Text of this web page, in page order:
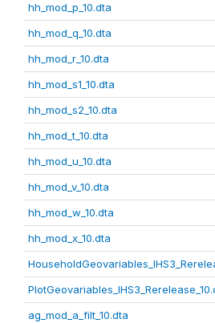
hh_mod_p_10.dta
hh_mod_q_10.dta
hh_mod_r_10.dta
hh_mod_s1_10.dta
hh_mod_s2_10.dta
hh_mod_t_10.dta
hh_mod_u_10.dta
hh_mod_v_10.dta
hh_mod_w_10.dta
hh_mod_x_10.dta
ag_mod_a_filt_10.dta